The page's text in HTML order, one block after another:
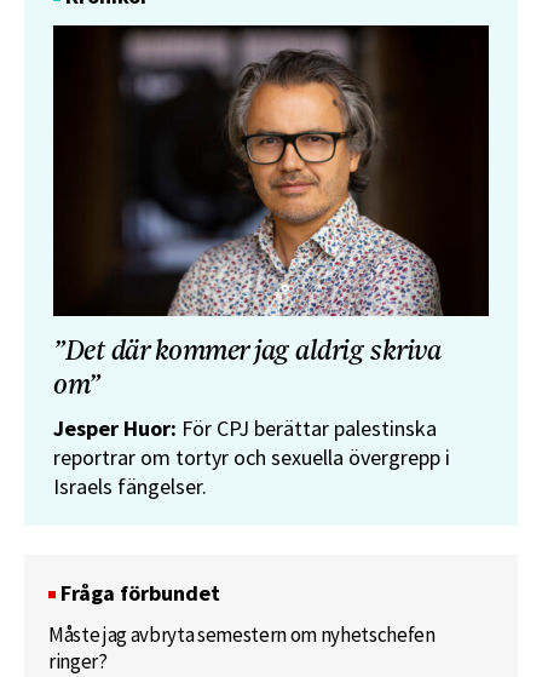
”Det där kommer jag aldrig skriva
om”
Jesper Huor: För CPJ berättar palestinska
reportrar om tortyr och sexuella övergrepp i
Israels fängelser.
Fråga förbundet
Måste jag avbryta semestern om nyhetschefen
ringer?